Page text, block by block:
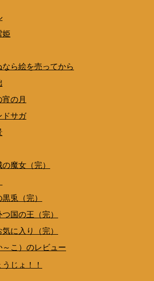
姫
なら絵を売ってから
宵の月
ドサガ
魔女（完）
兎（完）
国の王（完）
に入り（完）
～こ）のレビュー
じょ！！